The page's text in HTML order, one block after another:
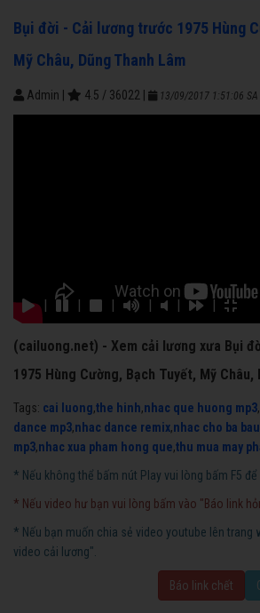
Bụi đời - Cải lương trước 1975 Hùng
Mỹ Châu, Dũng Thanh Lâm
Admin 4.5 / 36022 13/09/2017 1:51:06 SA
(cailuong.net) - Xem cải lương xưa Bụi
1975 Hùng Cường, Bạch Tuyết, Mỹ Châu,
Tags: cai luong,the hinh,nhac que huong mp3,
dance mp3,nhac dance remix,nhac cho ba bau
mp3,nhac xua pham hong que,thu mua may
* Nếu không thể bấm nút Play vui lòng bấm F5
* Nếu video hư bạn vui lòng bấm vào "Báo link
* Nếu bạn muốn chia sẻ video youtube lên trang
video cải lương".
Báo link chết